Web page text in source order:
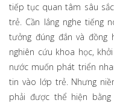
tiếp tục quan tâm sâu
trẻ. Cần lắng nghe tiếng
tưởng đúng đắn và đồng
nghiên cứu khoa học,
nước muốn phát triển
tin vào lớp trẻ. Nhưng
phải được thể hiện